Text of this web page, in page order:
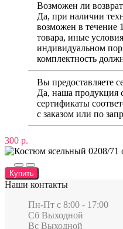
Возможен ли
Да, при наличии
возможен в течение
товара, иные
индивидуальном
комплектность
Вы предоставляете
Да, наша продукция
сертификаты
с заказом или по
300 р.
Купить
Наши контакты
Пн-Пт c 8:00 - 17:00
Сб Выходной
Вс Выходной